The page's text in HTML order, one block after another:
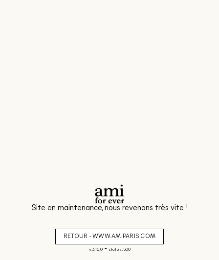
Site en maintenance, nous revenons très vite !
RETOUR - WWW.AMIPARIS.COM
v. 3.16.0- status: 500